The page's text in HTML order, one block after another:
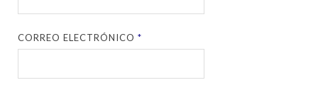
CORREO ELECTRÓNICO*